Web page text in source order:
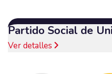
Partido Social de
Ver detalles